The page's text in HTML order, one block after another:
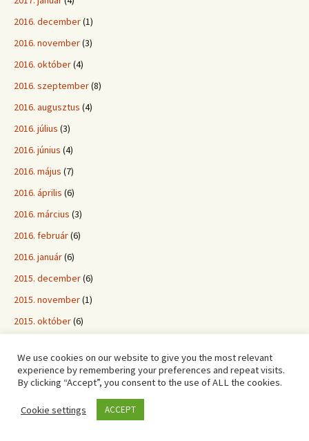
2016. december(1)
2016. november(3)
2016. október(4)
2016. szeptember(8)
2016. augusztus (4)
2016. július (3)
2016. június (4)
2016. május (7)
2016. április (6)
2016. március (3)
2016. február(6)
2016. január(6)
2015. december(6)
2015. november(1)
2015. október(6)
2015. augusztus(9)
2015. július(8)
2015. június(6)
We use cookies on our website to give you the most relevant
experience by remembering your preferences and repeat visits.
By clicking “Accept”, you consent to the use of ALL the cookies.
Cookie settings ACCEPT